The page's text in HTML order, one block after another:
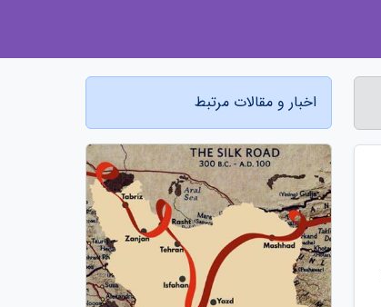
اخبار و مقالات مرتبط